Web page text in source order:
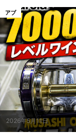
2026年5月11日
アブ